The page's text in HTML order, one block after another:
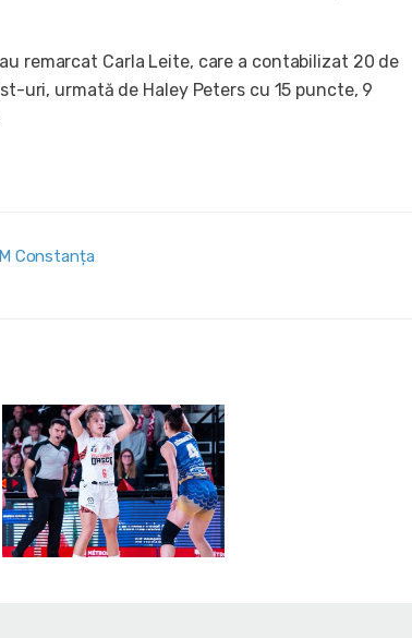
remarcat Carla Leite, care a contabilizat 20 de
uri, urmată de Haley Peters cu 15 puncte, 9
Constanța